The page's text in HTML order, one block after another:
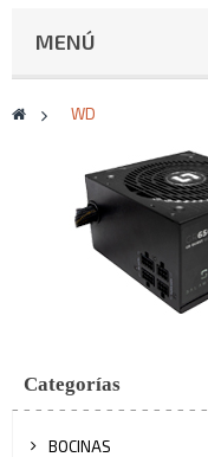
MENÚ
> WD
Categorías
BOCINAS